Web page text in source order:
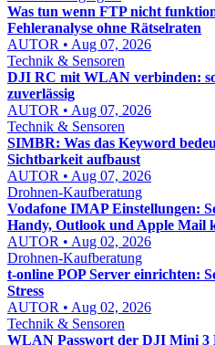
Was tun wenn FTP nicht
Fehleranalyse ohne Rätselraten
AUTOR • Aug 07, 2026
Technik & Sensoren
DJI RC mit WLAN verbinden:
zuverlässig
AUTOR • Aug 07, 2026
Technik & Sensoren
SIMBR: Was das Keyword
Sichtbarkeit aufbaust
AUTOR • Aug 07, 2026
Drohnen-Kaufberatung
Vodafone IMAP Einstellungen:
Handy, Outlook und Apple Mail
AUTOR • Aug 02, 2026
Drohnen-Kaufberatung
t-online POP Server einrichten:
Stress
AUTOR • Aug 02, 2026
Technik & Sensoren
WLAN Passwort der DJI Mini 3